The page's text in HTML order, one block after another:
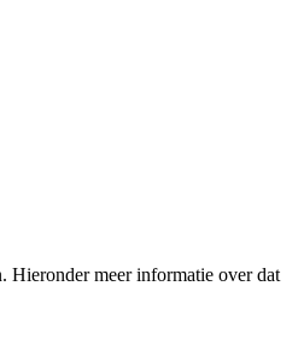
Hieronder meer informatie over dat